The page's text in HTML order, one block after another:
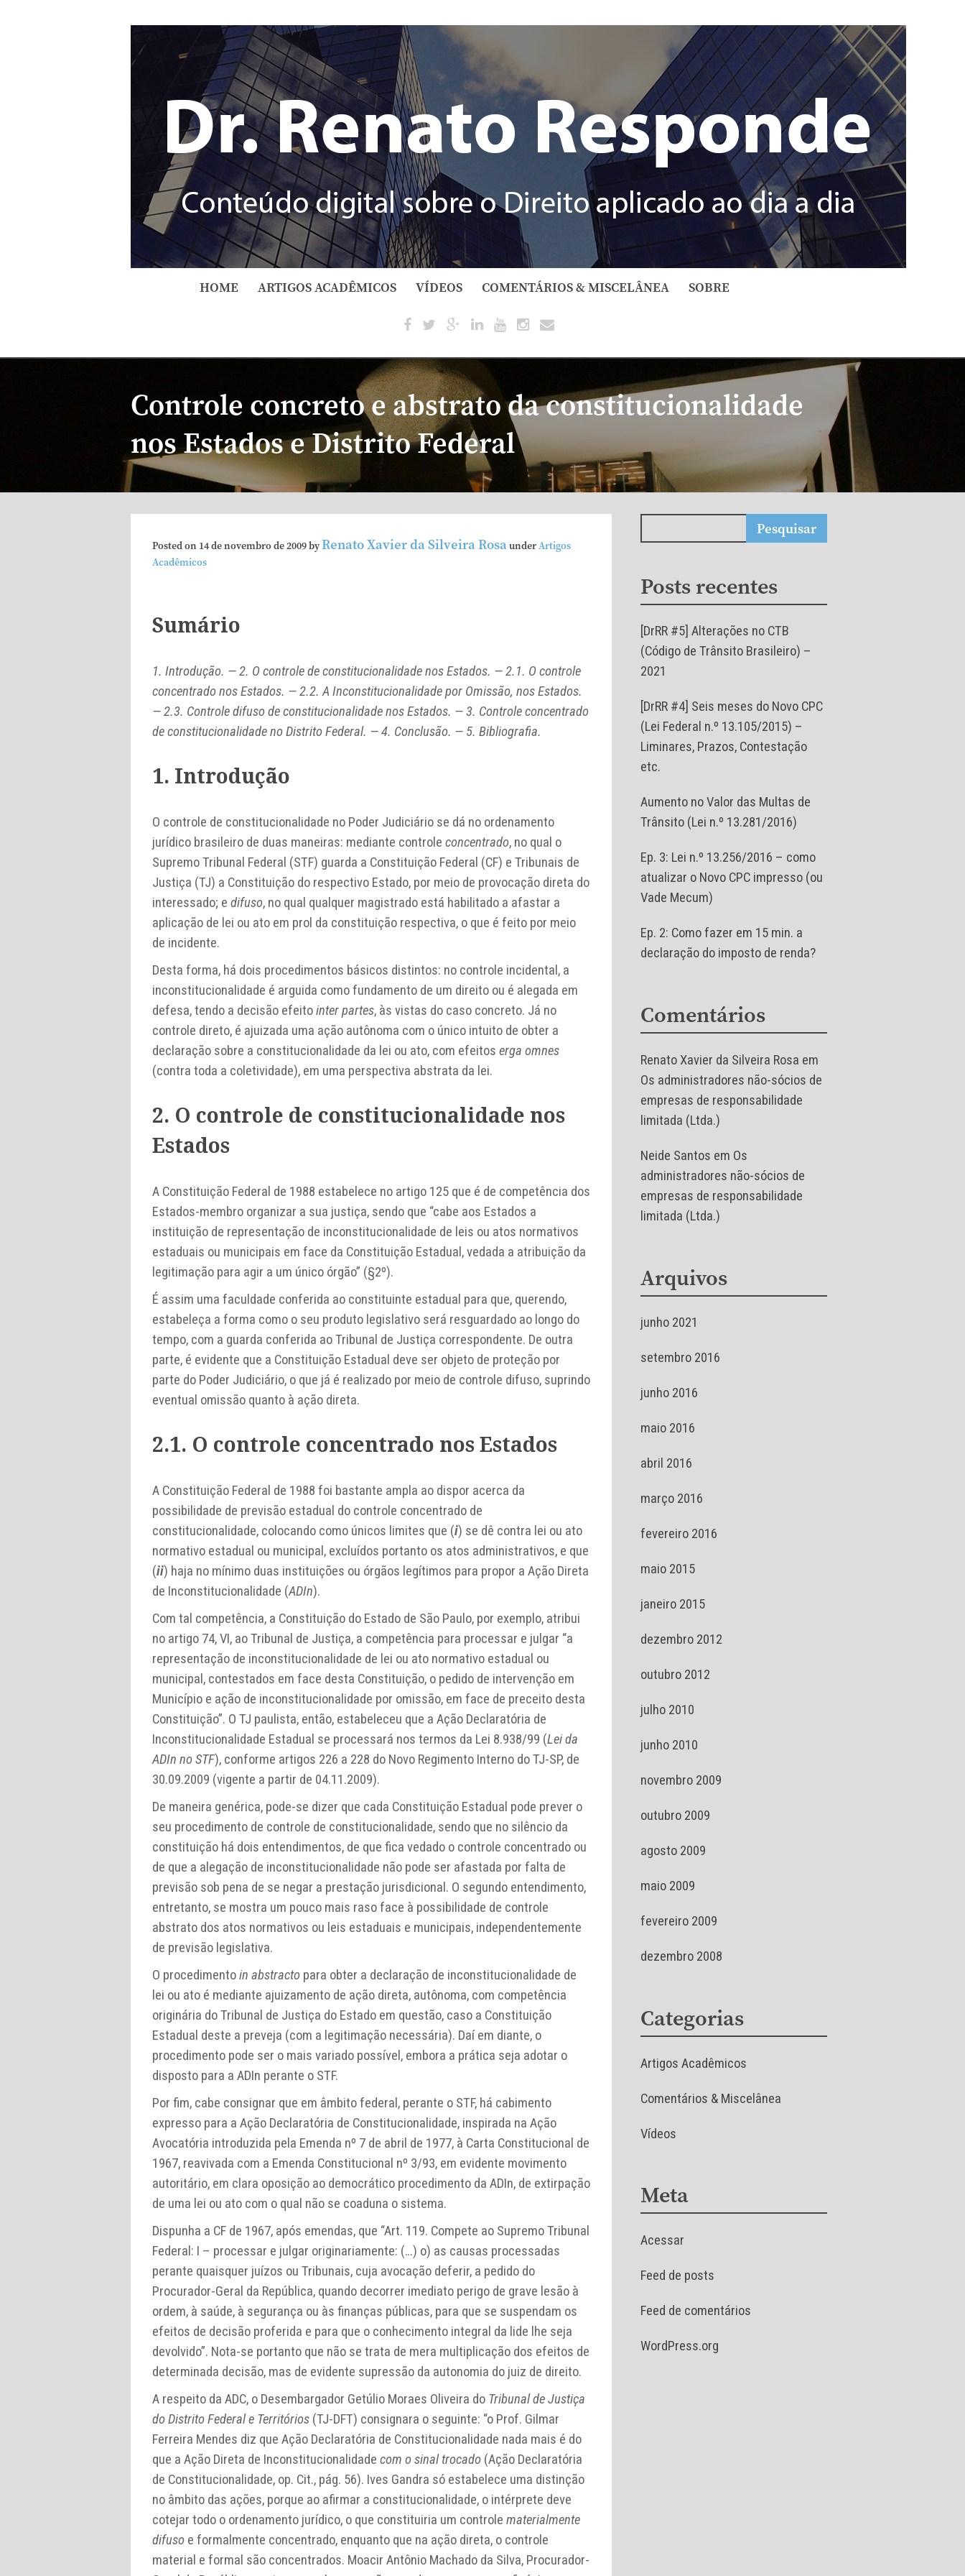
HOME ARTIGOS ACADÊMICOS VÍDEOS COMENTÁRIOS & MISCELÂNEA SOBRE
Controle concreto e abstrato da constitucionalidade
nos Estados e Distrito Federal
Posted on 14 de novembro de 2009byRenato Xavier da Silveira RosaunderArtigos
Acadêmicos
Sumário
1. Introdução. — 2. O controle de constitucionalidade nos Estados. — 2.1. O controle
concentrado nos Estados. — 2.2. A Inconstitucionalidade por Omissão, nos Estados.
— 2.3. Controle difuso de constitucionalidade nos Estados. — 3. Controle concentrado
de constitucionalidade no Distrito Federal. — 4. Conclusão. — 5. Bibliografia.
1. Introdução
O controle de constitucionalidade no Poder Judiciário se dá no ordenamento
jurídico brasileiro de duas maneiras: mediante controle concentrado, no qual o
Supremo Tribunal Federal (STF) guarda a Constituição Federal (CF) e Tribunais de
Justiça (TJ) a Constituição do respectivo Estado, por meio de provocação direta do
interessado; e difuso, no qual qualquer magistrado está habilitado a afastar a
aplicação de lei ou ato em prol da constituição respectiva, o que é feito por meio
de incidente.
Desta forma, há dois procedimentos básicos distintos: no controle incidental, a
inconstitucionalidade é arguida como fundamento de um direito ou é alegada em
defesa, tendo a decisão efeitointer partes, às vistas do caso concreto. Já no
controle direto, é ajuizada uma ação autônoma com o único intuito de obter a
declaração sobre a constitucionalidade da lei ou ato, com efeitos erga omnes
(contra toda a coletividade), em uma perspectiva abstrata da lei.
2. O controle de constitucionalidade nos
Estados
A Constituição Federal de 1988 estabelece no artigo 125 que é de competência dos
Estados-membro organizar a sua justiça, sendo que “cabe aos Estados a
instituição de representação de inconstitucionalidade de leis ou atos normativos
estaduais ou municipais em face da Constituição Estadual, vedada a atribuição da
legitimação para agir a um único órgão” (§2º).
É assim uma faculdade conferida ao constituinte estadual para que, querendo,
estabeleça a forma como o seu produto legislativo será resguardado ao longo do
tempo, com a guarda conferida ao Tribunal de Justiça correspondente. De outra
parte, é evidente que a Constituição Estadual deve ser objeto de proteção por
parte do Poder Judiciário, o que já é realizado por meio de controle difuso, suprindo
eventual omissão quanto à ação direta.
2.1. O controle concentrado nos Estados
A Constituição Federal de 1988 foi bastante ampla ao dispor acerca da
possibilidade de previsão estadual do controle concentrado de
constitucionalidade, colocando como únicos limites que (i) se dê contra lei ou ato
normativo estadual ou municipal, excluídos portanto os atos administrativos, e que
(ii) haja no mínimo duas instituições ou órgãos legítimos para propor a Ação Direta
de Inconstitucionalidade (ADIn).
Com tal competência, a Constituição do Estado de São Paulo, por exemplo, atribui
no artigo 74, VI, ao Tribunal de Justiça, a competência para processar e julgar “a
representação de inconstitucionalidade de lei ou ato normativo estadual ou
municipal, contestados em face desta Constituição, o pedido de intervenção em
Município e ação de inconstitucionalidade por omissão, em face de preceito desta
Constituição”. O TJ paulista, então, estabeleceu que a Ação Declaratória de
Inconstitucionalidade Estadual se processará nos termos da Lei 8.938/99 (Lei da
ADIn no STF), conforme artigos 226 a 228 do Novo Regimento Interno do TJ-SP, de
30.09.2009 (vigente a partir de 04.11.2009).
De maneira genérica, pode-se dizer que cada Constituição Estadual pode prever o
seu procedimento de controle de constitucionalidade, sendo que no silêncio da
constituição há dois entendimentos, de que fica vedado o controle concentrado ou
de que a alegação de inconstitucionalidade não pode ser afastada por falta de
previsão sob pena de se negar a prestação jurisdicional. O segundo entendimento,
entretanto, se mostra um pouco mais raso face à possibilidade de controle
abstrato dos atos normativos ou leis estaduais e municipais, independentemente
de previsão legislativa.
O procedimentoin abstracto para obter a declaração de inconstitucionalidade de
lei ou ato é mediante ajuizamento de ação direta, autônoma, com competência
originária do Tribunal de Justiça do Estado em questão, caso a Constituição
Estadual deste a preveja (com a legitimação necessária). Daí em diante, o
procedimento pode ser o mais variado possível, embora a prática seja adotar o
disposto para a ADIn perante o STF.
Por fim, cabe consignar que em âmbito federal, perante o STF, há cabimento
expresso para a Ação Declaratória de Constitucionalidade, inspirada na Ação
Avocatória introduzida pela Emenda nº 7 de abril de 1977, à Carta Constitucional de
1967, reavivada com a Emenda Constitucional nº 3/93, em evidente movimento
autoritário, em clara oposição ao democrático procedimento da ADIn, de extirpação
de uma lei ou ato com o qual não se coaduna o sistema.
Dispunha a CF de 1967, após emendas, que “Art. 119. Compete ao Supremo Tribunal
Federal: I – processar e julgar originariamente: (…) o) as causas processadas
perante quaisquer juízos ou Tribunais, cuja avocação deferir, a pedido do
Procurador-Geral da República, quando decorrer imediato perigo de grave lesão à
ordem, à saúde, à segurança ou às finanças públicas, para que se suspendam os
efeitos de decisão proferida e para que o conhecimento integral da lide lhe seja
devolvido”. Nota-se portanto que não se trata de mera multiplicação dos efeitos de
determinada decisão, mas de evidente supressão da autonomia do juiz de direito.
A respeito da ADC, o Desembargador Getúlio Moraes Oliveira do Tribunal de Justiça
do Distrito Federal e Territórios (TJ-DFT) consignara o seguinte: “o Prof. Gilmar
Ferreira Mendes diz que Ação Declaratória de Constitucionalidade nada mais é do
que a Ação Direta de Inconstitucionalidade com o sinal trocado (Ação Declaratória
de Constitucionalidade, op. Cit., pág. 56). Ives Gandra só estabelece uma distinção
no âmbito das ações, porque ao afirmar a constitucionalidade, o intérprete deve
cotejar todo o ordenamento jurídico, o que constituiria um controle materialmente
difuso e formalmente concentrado, enquanto que na ação direta, o controle
material e formal são concentrados. Moacir Antônio Machado da Silva, Procurador-
Posts recentes
[DrRR #5] Alterações no CTB
(Código de Trânsito Brasileiro) –
2021
[DrRR #4] Seis meses do Novo CPC
(Lei Federal n.º 13.105/2015) –
Liminares, Prazos, Contestação
etc.
Aumento no Valor das Multas de
Trânsito (Lei n.º 13.281/2016)
Ep. 3: Lei n.º 13.256/2016 – como
atualizar o Novo CPC impresso (ou
Vade Mecum)
Ep. 2: Como fazer em 15 min. a
declaração do imposto de renda?
Comentários
Renato Xavier da Silveira Rosa em
Os administradores não-sócios de
empresas de responsabilidade
limitada (Ltda.)
Neide Santos em Os
administradores não-sócios de
empresas de responsabilidade
limitada (Ltda.)
Arquivos
junho 2021
setembro 2016
junho 2016
maio 2016
abril 2016
março 2016
fevereiro 2016
maio 2015
janeiro 2015
dezembro 2012
outubro 2012
julho 2010
junho 2010
novembro 2009
outubro 2009
agosto 2009
maio 2009
fevereiro 2009
dezembro 2008
Categorias
Artigos Acadêmicos
Comentários & Miscelânea
Vídeos
Meta
Acessar
Feed de posts
Feed de comentários
WordPress.org